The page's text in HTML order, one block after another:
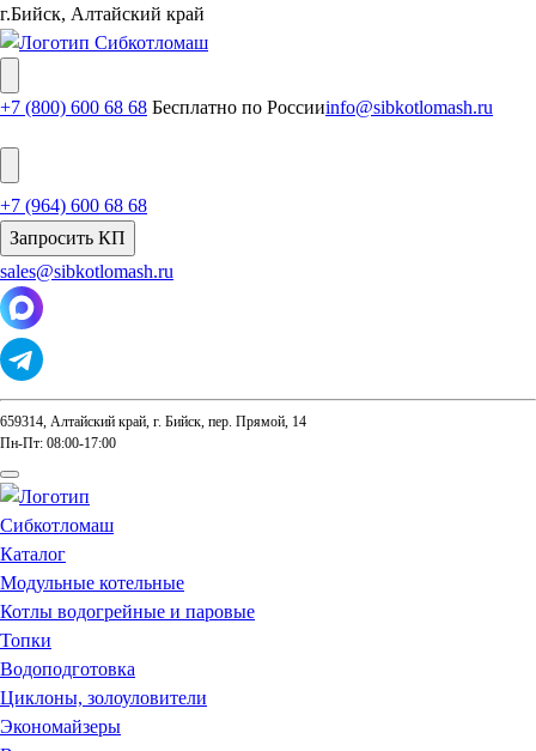
г.Бийск, Алтайский край
+7 (800) 600 68 68 Бесплатно по Россииinfo@sibkotlomash.ru
+7 (964) 600 68 68
Запросить КП
sales@sibkotlomash.ru
659314, Алтайский край, г. Бийск, пер. Прямой, 14
Пн-Пт: 08:00-17:00
Каталог
Модульные котельные
Котлы водогрейные и паровые
Топки
Водоподготовка
Циклоны, золоуловители
Экономайзеры